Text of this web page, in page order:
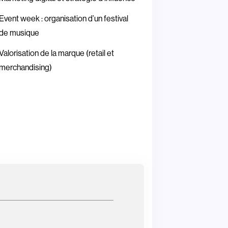
week : organisation d’un festival
musique
de la marque (retail et